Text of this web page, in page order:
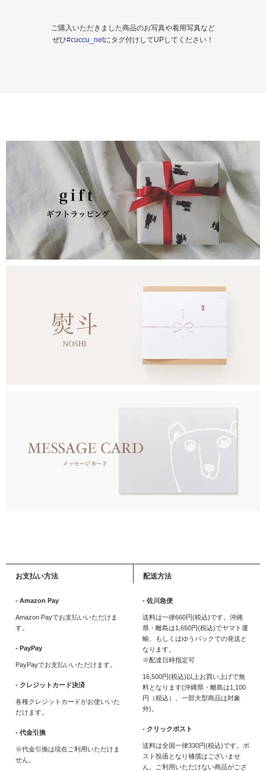
ご購入いただきました商品のお写真や着用写真など
ぜひ#cuccu_netにタグ付けしてUPしてください！
お支払い方法
- Amazon Pay
Amazon Payでお支払いいただけま
す。
- PayPay
PayPayでお支払いいただけます。
- クレジットカード決済
各種クレジットカードがお使いいた
だけます。
- 代金引換
※代金引換は現在ご利用いただけま
せん。
配送方法
- 佐川急便
送料は一律660円(税込)です。沖縄
県・離島は1,650円(税込)でヤマト運
輸、もしくはゆうパックでの発送と
なります。
※配達日時指定可
16,500円(税込)以上お買い上げで無
料となります(沖縄県・離島は1,100
円（税込）、一部大型商品は対象
外)。
- クリックポスト
送料は全国一律330円(税込)です。ポ
スト投函となり補償はございませ
ん。ご利用いただけない商品がござ